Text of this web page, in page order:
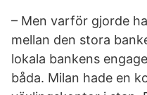
– Men varför gjorde
mellan den stora
lokala bankens
båda. Milan hade en